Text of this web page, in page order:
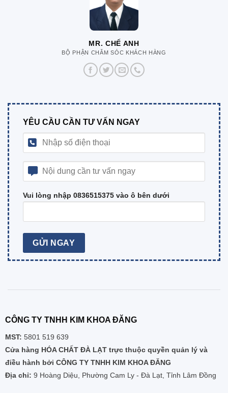
MR. CHẾ ANH
BỘ PHẬN CHĂM SÓC KHÁCH HÀNG
YÊU CẦU CẦN TƯ VẤN NGAY
Vui lòng nhập 0836515375 vào ô bên dưới
CÔNG TY TNHH KIM KHOA ĐĂNG
MST: 5801 519 639
Cửa hàng HÓA CHẤT ĐÀ LẠT trực thuộc quyền quản lý và
điều hành bởi CÔNG TY TNHH KIM KHOA ĐĂNG
Địa chỉ: 9 Hoàng Diệu, Phường Cam Ly - Đà Lạt, Tỉnh Lâm Đồng